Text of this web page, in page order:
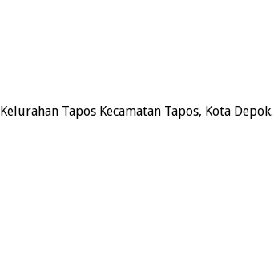
Tapos Kecamatan Tapos, Kota Depok.